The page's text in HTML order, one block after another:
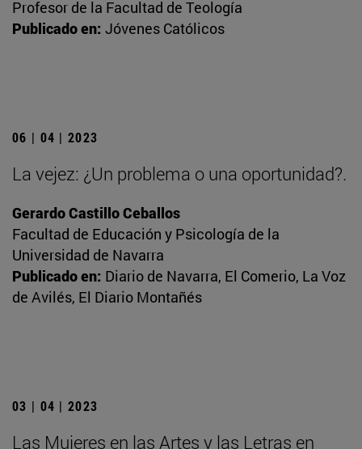
Profesor de la Facultad de Teología
Publicado en: Jóvenes Católicos
06 | 04 | 2023
La vejez: ¿Un problema o una oportunidad?.
Gerardo Castillo Ceballos
Facultad de Educación y Psicología de la
Universidad de Navarra
Publicado en: Diario de Navarra, El Comerio, La Voz
de Avilés, El Diario Montañés
03 | 04 | 2023
Las Mujeres en las Artes y las Letras en